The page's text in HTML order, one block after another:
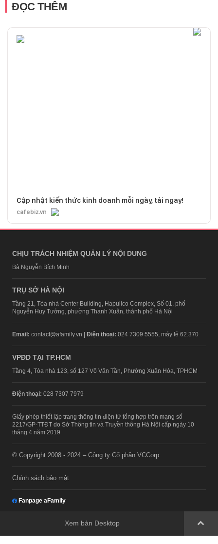
ĐỌC THÊM
Cập nhật kiến thức kinh doanh mỗi ngày, tải ngay!
cafebiz.vn
CHỊU TRÁCH NHIỆM QUẢN LÝ NỘI DUNG
Bà Nguyễn Bích Minh
TRỤ SỞ HÀ NỘI
Tầng 21, Tòa nhà Center Building, Hapulico Complex, Số 01, phố
Nguyễn Huy Tưởng, phường Thanh Xuân, thành phố Hà Nội
Email: contact@afamily.vn | Điện thoại: 024 7309 5555, máy lẻ 62.370
VPĐD TẠI TP.HCM
Tầng 4, Tòa nhà 123, số 127 Võ Văn Tần, Phường Xuân Hòa, TPHCM
Điện thoại: 028 7307 7979
Giấy phép thiết lập trang thông tin điện tử tổng hợp trên mạng số
2217/GP-TTĐT do Sở Thông tin và Truyền thông Hà Nội cấp ngày 10
tháng 4 năm 2019
© Copyright 2008 - 2024 – Công ty Cổ phần VCCorp
Chính sách bảo mật
Fanpage aFamily
Xem bản Desktop